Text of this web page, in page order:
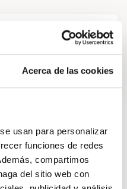
Acerca de las cookies
usan para personalizar
funciones de redes
compartimos
del sitio web con
VALORAR